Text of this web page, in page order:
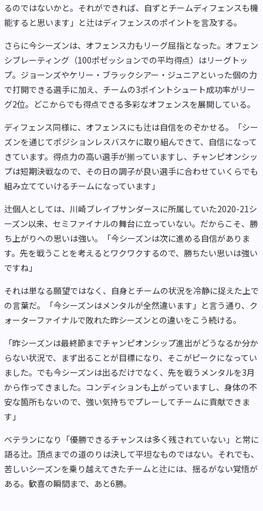
るのではないかと。それができれば、自ずとチームディフェンスも機
能すると思います」と辻はディフェンスのポイントを言及する。
さらに今シーズンは、オフェンス力もリーグ屈指となった。オフェン
シブレーティング（100ポゼッションでの平均得点）はリーグトッ
プ。ジョーンズやケリー・ブラックシアー・ジュニアといった個の力
で打開できる選手に加え、チームの3ポイントシュート成功率がリー
グ2位。どこからでも得点できる多彩なオフェンスを展開している。
ディフェンス同様に、オフェンスにも辻は自信をのぞかせる。「シー
ズンを通じてポジションレスバスケに取り組んできて、自信になって
きています。得点力の高い選手が揃っていますし、チャンピオンシッ
プは短期決戦なので、その日の調子が良い選手に合わせていくらでも
組み立てていけるチームになっています」
辻個人としては、川崎ブレイブサンダースに所属していた2020-21シ
ーズン以来、セミファイナルの舞台に立っていない。だからこそ、勝
ち上がりへの思いは強い。「今シーズンは次に進める自信がありま
す。先を戦うことを考えるとワクワクするので、勝ちたい思いは強い
ですね」
それは単なる願望ではなく、自身とチームの状況を冷静に捉えた上で
の言葉だ。「今シーズンはメンタルが全然違います」と言う通り、ク
ォーターファイナルで敗れた昨シーズンとの違いをこう続ける。
「昨シーズンは最終節までチャンピオンシップ進出がどうなるか分か
らない状況で、まず出ることが目標になり、そこがピークになってい
ました。でも今シーズンは出るだけでなく、先を戦うメンタルを3月
から作ってきました。コンディションも上がっていますし、身体の不
安な箇所もないので、強い気持ちでプレーしてチームに貢献できま
す」
ベテランになり「優勝できるチャンスは多く残されていない」と常に
語る辻。頂点までの道のりは決して平坦なものではない。それでも、
苦しいシーズンを乗り越えてきたチームと辻には、揺るがない覚悟が
ある。歓喜の瞬間まで、あと6勝。